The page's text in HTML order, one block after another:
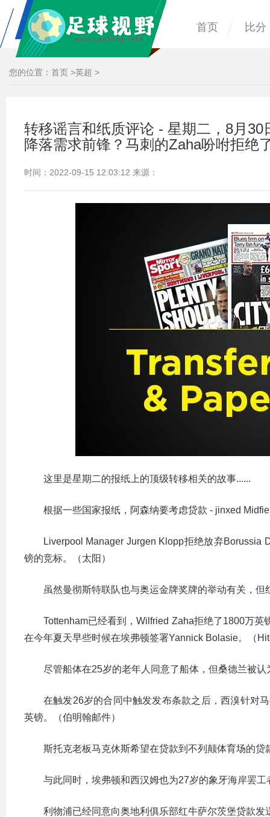
首页 比分
您的位置： 首页 >英超 >
转移谣言和纸质评论 - 星期二，8月
降落需求前锋？马刺的Zaha吩咐拒绝
时间：2022-09-15 12:03:12 来源：
这里是星期二的报纸上的顶级转移相关的故事......
根据一些国家报纸，阿森纳要考虑贷款 - jinxed
Liverpool Manager Jurgen Klopp拒绝放弃
镑的竞标。（太阳）
虽然曼彻斯特联队也与奥运金牌奖牌的举动有关，
Tottenham已经看到，Wilfried Zaha拒绝了1800万
在今年夏天早些时候在埃弗顿签署Yannick Bolasie。（
尽管船体在25岁的老年人同意了船体，但桑德兰被
在触发26岁的合同中触发发布条款之后，西溴针对
英镑。（伯明翰邮件）
斯托克老板马克休斯希望在贷款到不列颠体育场的
与此同时，埃弗顿和西汉姆也为27岁的象牙海岸罢
利物浦已经同意向奥地利俱乐部红牛萨尔茨堡贷款